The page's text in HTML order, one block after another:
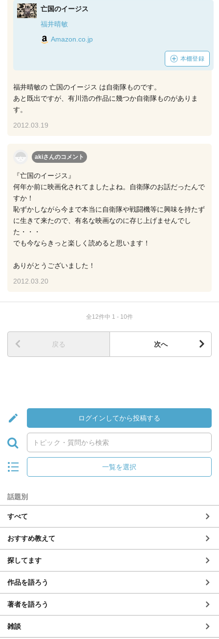
亡国のイージス
福井晴敏
Amazon.co.jp
本棚登録
福井晴敏の 亡国のイージス は自衛隊ものです。
あと既出ですが、有川浩の作品に幾つか自衛隊ものがありま
す。
2012.03.19
akiさんのコメント
『亡国のイージス』
何年か前に映画化されてましたよね。自衛隊のお話だったんで
すか！
恥ずかしながら今まで本当に自衛隊や戦闘機等に興味を持たず
に生きて来たので、有名な映画なのに存じ上げませんでし
た・・・
でも今ならきっと楽しく読めると思います！
ありがとうございました！
2012.03.20
全12件中 1 - 10件
戻る 次へ
ログインしてから投稿する
一覧を選択
話題別
すべて
おすすめ教えて
探してます
作品を語ろう
著者を語ろう
雑談